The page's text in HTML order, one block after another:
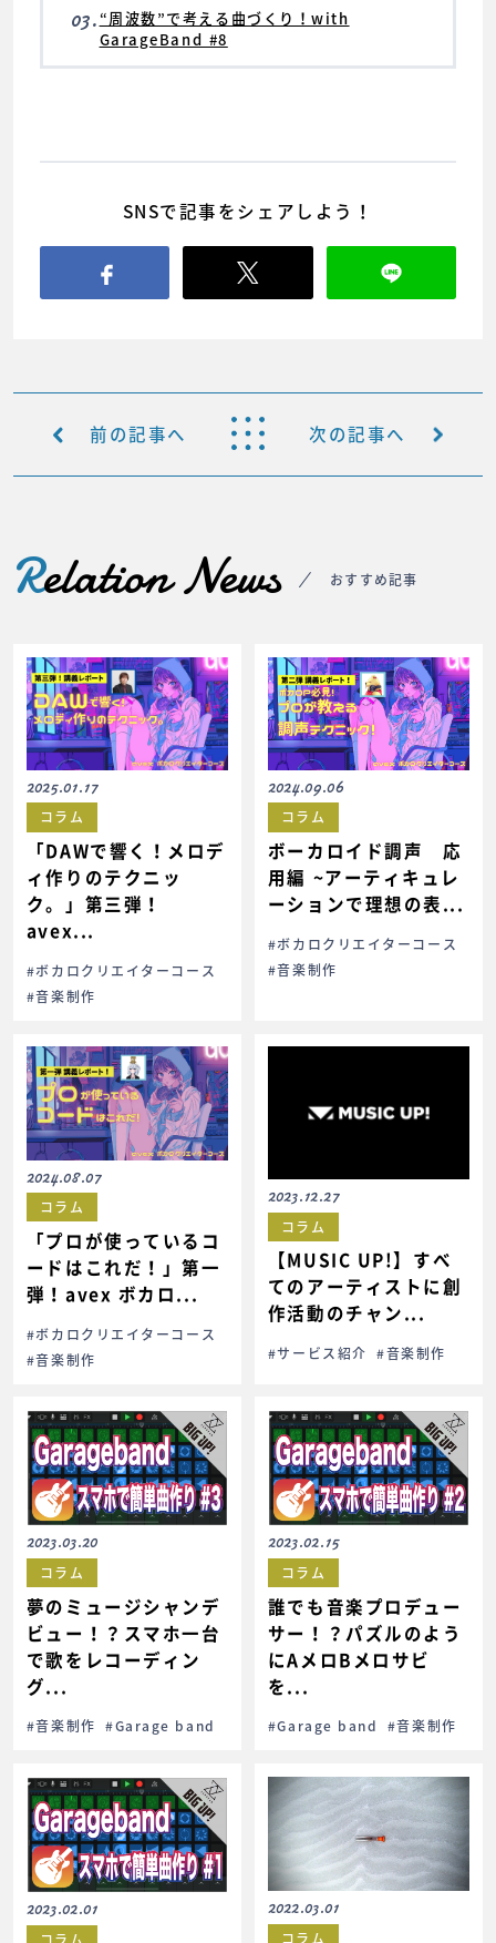
03.“周波数”で考える曲づくり！with
GarageBand #8
SNSで記事をシェアしよう！
前の記事へ 次の記事へ
Relation News おすすめ記事
2025.01.17
コラム
「DAWで響く！メロデ
ィ作りのテクニッ
ク。」第三弾！
avex...
#ボカロクリエイターコース
#音楽制作
2024.09.06
コラム
ボーカロイド調声 応
用編 ~アーティキュレ
ーションで理想の表...
#ボカロクリエイターコース
#音楽制作
2024.08.07
コラム
「プロが使っているコ
ードはこれだ！」第一
弾！avex ボカロ...
#ボカロクリエイターコース
#音楽制作
2023.12.27
コラム
【MUSIC UP!】すべ
てのアーティストに創
作活動のチャン...
#サービス紹介 #音楽制作
2023.03.20
コラム
夢のミュージシャンデ
ビュー！？スマホ一台
で歌をレコーディン
グ...
#音楽制作 #Garage band
2023.02.15
コラム
誰でも音楽プロデュー
サー！？パズルのよう
にAメロBメロサビ
を...
#Garage band #音楽制作
2023.02.01 2022.03.01
コラム